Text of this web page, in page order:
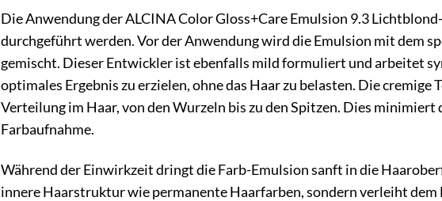
Die Anwendung der ALCINA Color Gloss+Care Emulsion 9.3
durchgeführt werden. Vor der Anwendung wird die Emulsion mit dem
gemischt. Dieser Entwickler ist ebenfalls mild formuliert und arbeitet
optimales Ergebnis zu erzielen, ohne das Haar zu belasten. Die
Verteilung im Haar, von den Wurzeln bis zu den Spitzen. Dies
Farbaufnahme.
Während der Einwirkzeit dringt die Farb-Emulsion sanft in die
innere Haarstruktur wie permanente Haarfarben, sondern verleiht dem